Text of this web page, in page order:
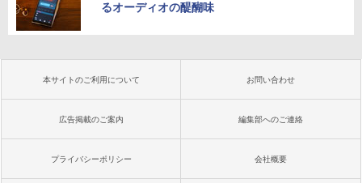
るオーディオの醍醐味
本サイトのご利用について お問い合わせ
広告掲載のご案内 編集部へのご連絡
プライバシーポリシー 会社概要